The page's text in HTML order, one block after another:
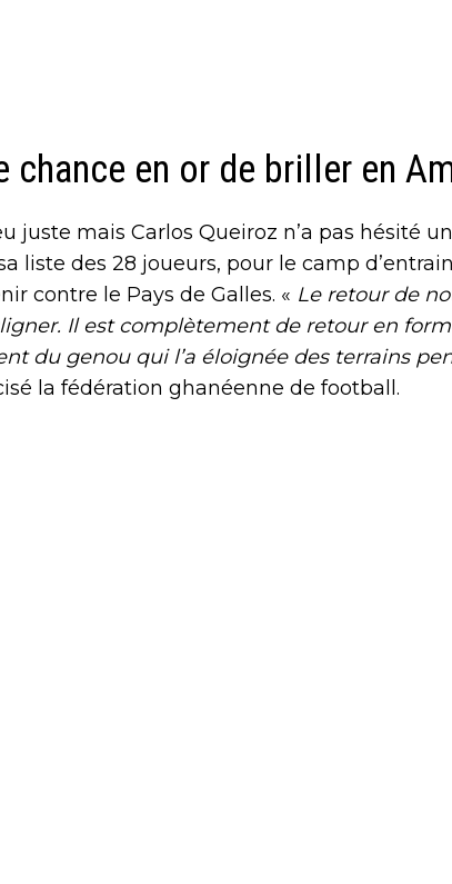
chance en or de briller en
juste mais Carlos Queiroz n’a pas hésité
liste des 28 joueurs, pour le camp
contre le Pays de Galles. « Le retour de
Il est complètement de retour en
du genou qui l’a éloignée des terrains
la fédération ghanéenne de football.